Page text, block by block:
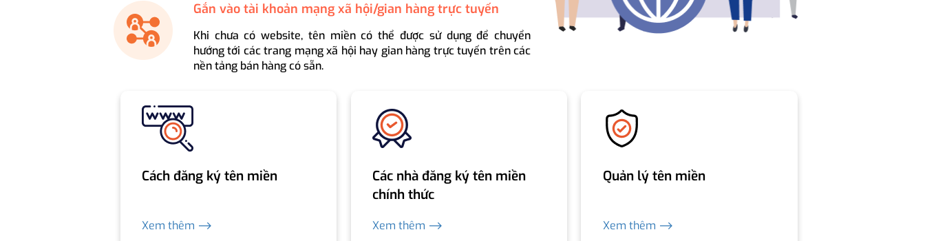
Gắn vào tài khoản mạng xã hội/gian hàng trực tuyến
Khi chưa có website, tên miền có thể được sử dụng để chuyển
hướng tới các trang mạng xã hội hay gian hàng trực tuyến trên các
nền tảng bán hàng có sẵn.
Cách đăng ký tên miền
Xem thêm ⟶
Các nhà đăng ký tên miền
chính thức
Xem thêm ⟶
Quản lý tên miền
Xem thêm ⟶